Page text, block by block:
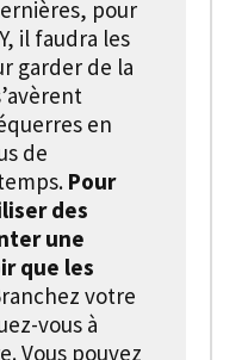
pour
il faudra les
garder de la
en
de
Pour
des
une
que les
votre
vous à
Vous pouvez